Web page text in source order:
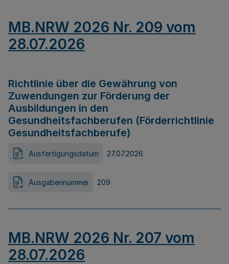
MB.NRW 2026 Nr. 209 vom
28.07.2026
Richtlinie über die Gewährung von
Zuwendungen zur Förderung der
Ausbildungen in den
Gesundheitsfachberufen (Förderrichtlinie
Gesundheitsfachberufe)
Ausfertigungsdatum 27.07.2026
Ausgabennummer 209
MB.NRW 2026 Nr. 207 vom
28.07.2026